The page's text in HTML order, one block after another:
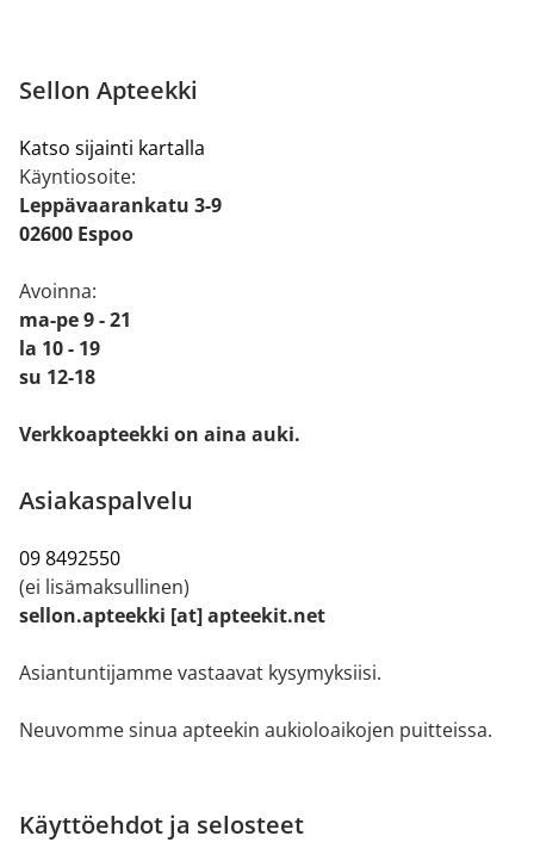
Sellon Apteekki
Katso sijainti kartalla
Käyntiosoite:
Leppävaarankatu 3-9
02600 Espoo
Avoinna:
ma-pe 9 - 21
la 10 - 19
su 12-18
Verkkoapteekki on aina auki.
Asiakaspalvelu
09 8492550
(ei lisämaksullinen)
sellon.apteekki [at] apteekit.net
Asiantuntijamme vastaavat kysymyksiisi.
Neuvomme sinua apteekin aukioloaikojen puitteissa.
Käyttöehdot ja selosteet